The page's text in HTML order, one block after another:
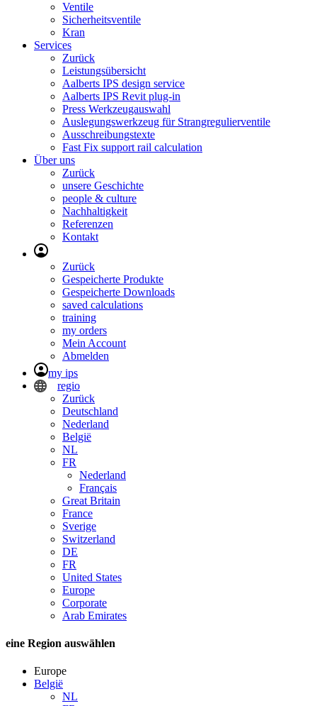
Ventile
Sicherheitsventile
Kran
Services
Zurück
Leistungsübersicht
Aalberts IPS design service
Aalberts IPS Revit plug-in
Press Werkzeugauswahl
Auslegungswerkzeug für Strangregulierventile
Ausschreibungstexte
Fast Fix support rail calculation
Über uns
Zurück
unsere Geschichte
people & culture
Nachhaltigkeit
Referenzen
Kontakt
Zurück
Gespeicherte Produkte
Gespeicherte Downloads
saved calculations
training
my orders
Mein Account
Abmelden
my ips
regio
Zurück
Deutschland
Nederland
België
NL
FR
Nederland
Français
Great Britain
France
Sverige
Switzerland
DE
FR
United States
Europe
Corporate
Arab Emirates
eine Region auswählen
Europe
België
NL